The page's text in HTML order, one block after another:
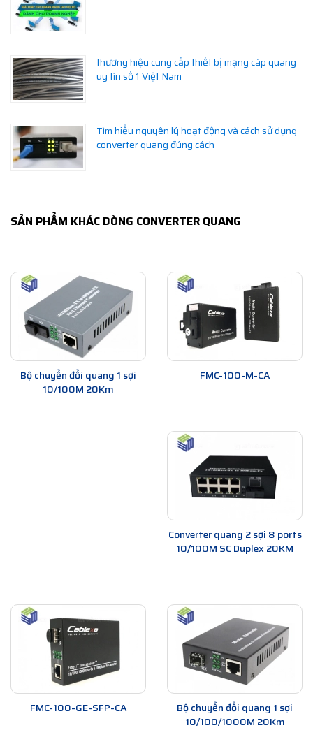
thương hiệu cung cấp thiết bị mạng cáp quang
uy tín số 1 Việt Nam
Tìm hiểu nguyên lý hoạt động và cách sử dụng
converter quang đúng cách
SẢN PHẨM KHÁC DÒNG CONVERTER QUANG
Bộ chuyển đổi quang 1 sợi
10/100M 20Km
FMC-100-M-CA
Converter quang 2 sợi 8 ports
10/100M SC Duplex 20KM
FMC-100-GE-SFP-CA
Bộ chuyển đổi quang 1 sợi
10/100/1000M 20Km